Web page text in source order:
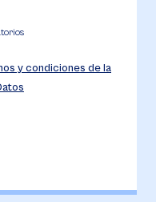
y condiciones de la